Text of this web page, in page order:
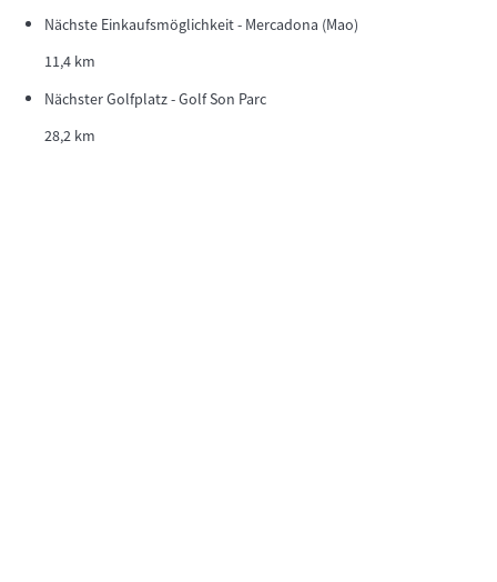
Nächste Einkaufsmöglichkeit - Mercadona (Mao)
11,4 km
Nächster Golfplatz - Golf Son Parc
28,2 km